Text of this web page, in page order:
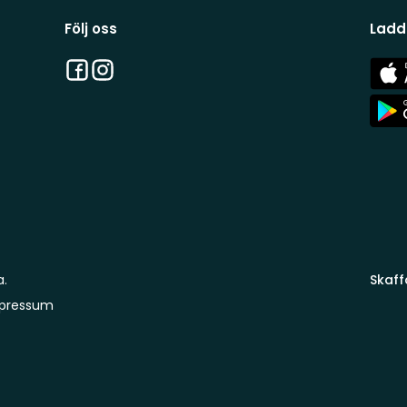
Följ oss
Facebook
Instagram
App
Store
App
Store